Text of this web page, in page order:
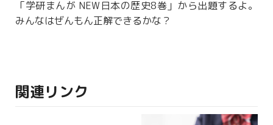
「学研まんが NEW日本の歴史8巻」から出題するよ。
みんなはぜんもん正解できるかな？
関連リンク